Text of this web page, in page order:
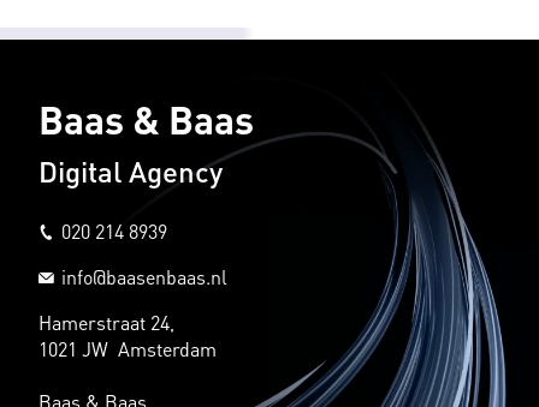
Baas & Baas
Digital Agency
020 214 8939
info@baasenbaas.nl
Hamerstraat 24,
1021 JW Amsterdam